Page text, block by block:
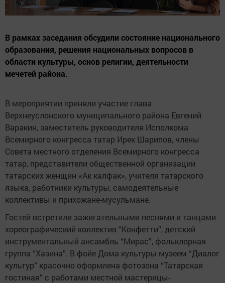
В рамках заседания обсудили состояние национального
образования, решения национальных вопросов в
области культуры, основ религии, деятельности
мечетей района.
В мероприятии приняли участие глава
Верхнеуслонского муниципального района Евгений
Варакин, заместитель руководителя Исполкома
Всемирного конгресса татар Ирек Шарипов, члены
Совета местного отделения Всемирного конгресса
татар, представители общественной организации
татарских женщин «Ак калфак», учителя татарского
языка, работники культуры, самодеятельные
коллективы и прихожане-мусульмане.
Гостей встретили зажигательными песнями и танцами
хореографический коллектив “Конфетти”, детский
инструментальный ансамбль “Мирас”, фольклорная
группа “Хәзинә”. В фойе Дома культуры музеем “Диалог
культур” красочно оформлена фотозона “Татарская
гостиная” с работами местной мастерицы-